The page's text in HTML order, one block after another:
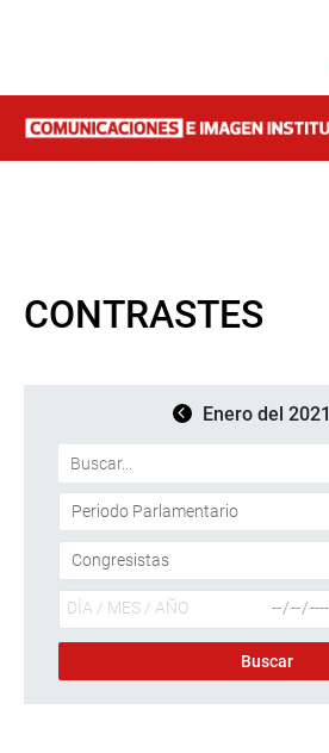
CONTRASTES
Enero del 2021